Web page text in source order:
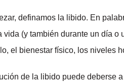
definamos la libido. En
vida (y también durante un día
el bienestar físico, los niveles
de la libido puede deberse